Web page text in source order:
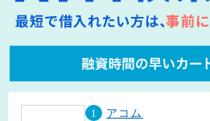
1
アコム